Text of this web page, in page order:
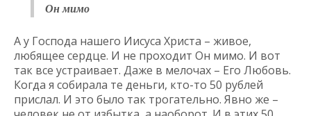
Он мимо
А у Господа нашего Иисуса Христа – живое,
любящее сердце. И не проходит Он мимо. И вот
так все устраивает. Даже в мелочах – Его Любовь.
Когда я собирала те деньги, кто-то 50 рублей
прислал. И это было так трогательно. Явно же –